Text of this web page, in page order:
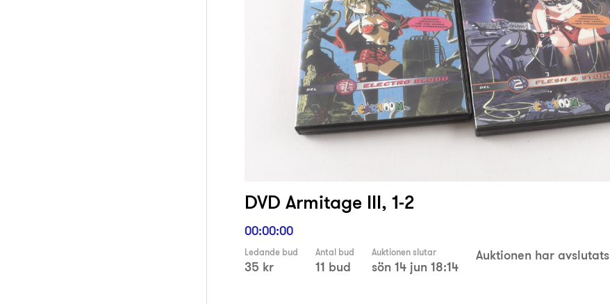
DVD Armitage III, 1-2
00:00:00
Ledande bud
35 kr
Antal bud
11 bud
Auktionen slutar
sön 14 jun 18:14
Auktionen har avslutats